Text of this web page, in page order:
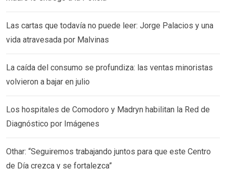
Las cartas que todavía no puede leer: Jorge Palacios y una
vida atravesada por Malvinas
La caída del consumo se profundiza: las ventas minoristas
volvieron a bajar en julio
Los hospitales de Comodoro y Madryn habilitan la Red de
Diagnóstico por Imágenes
Othar: “Seguiremos trabajando juntos para que este Centro
de Día crezca y se fortalezca”